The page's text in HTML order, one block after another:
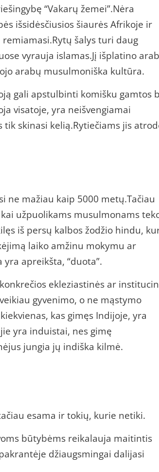
“Vakarų žemei”.Nėra
išsidėsčiusios šiaurės Afrikoje ir
šalys turi daug
vyrauja islamas.Jį išplatino
arabų musulmoniška kultūra.
gali apstulbinti komišku gamtos
visatoje, yra neišvengiamai
skinasi kelią.Rytiečiams jis
ne mažiau kaip 5000 metų.Tačiau
užpuolikams musulmonams
iš persų kalbos žodžio hindu,
laiko amžinu mokymu ar
apreikšta, “duota”.
ekleziastinės ar
gyvenimo, o ne mąstymo
kas gimęs Indijoje, yra
yra induistai, nes gimę
jungia jų indiška kilmė.
esama ir tokių, kurie netiki.
būtybėms reikalauja maitintis
džiaugsmingai dalijasi